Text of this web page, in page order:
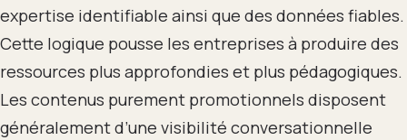
expertise identifiable ainsi que des données fiables.
Cette logique pousse les entreprises à produire des
ressources plus approfondies et plus pédagogiques.
Les contenus purement promotionnels disposent
généralement d’une visibilité conversationnelle